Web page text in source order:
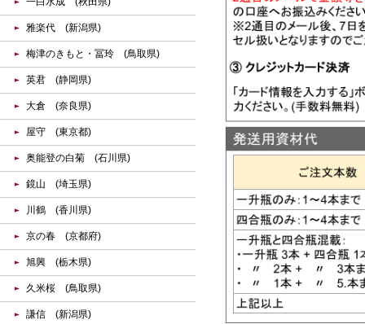
雅楽代 (新潟県)
梅津のきもと・冨玲 (鳥取県)
英君 (静岡県)
大倉 (奈良県)
屋守 (東京都)
奥能登の白菊 (石川県)
鏡山 (埼玉県)
川鶴 (香川県)
京の春 (京都府)
旭興 (栃木県)
久米桜 (鳥取県)
謙信 (新潟県)